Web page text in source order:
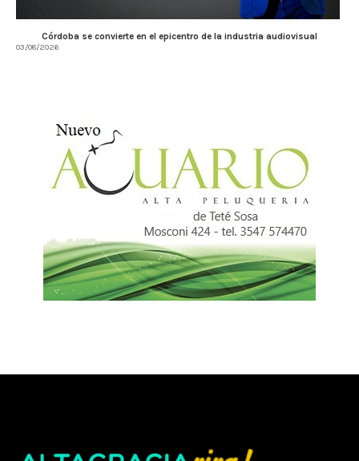
Córdoba se convierte en el epicentro de la industria audiovisual
03/08/2026